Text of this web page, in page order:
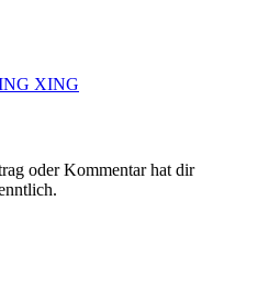
XING
oder Kommentar hat dir